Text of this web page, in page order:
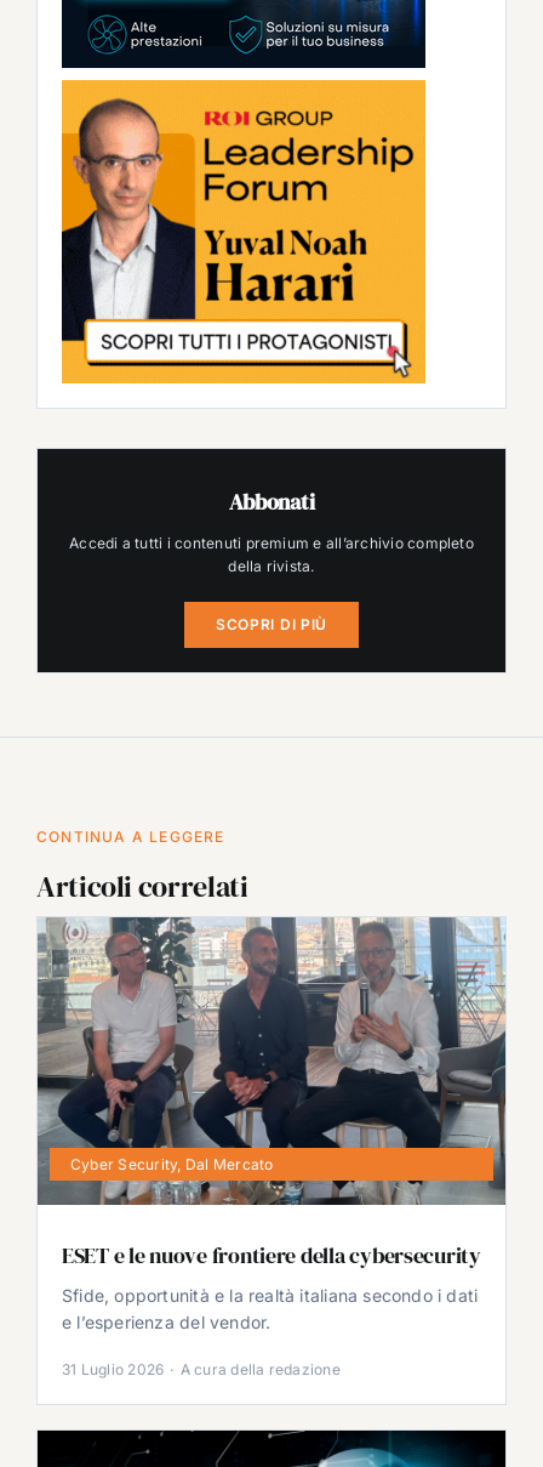
Abbonati
Accedi a tutti i contenuti premium e all’archivio completo
della rivista.
SCOPRI DI PIÙ
CONTINUA A LEGGERE
Articoli correlati
Cyber Security, Dal Mercato
ESET e le nuove frontiere della cybersecurity
Sfide, opportunità e la realtà italiana secondo i dati
e l’esperienza del vendor.
31 Luglio 2026 · A cura della redazione